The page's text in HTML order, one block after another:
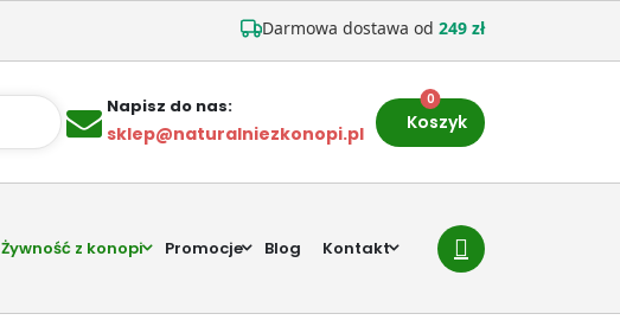
Darmowa dostawa od 249 zł
Napisz do nas:
sklep@naturalniezkonopi.pl
Koszyk
0
Żywność z konopi Promocje Blog Kontakt